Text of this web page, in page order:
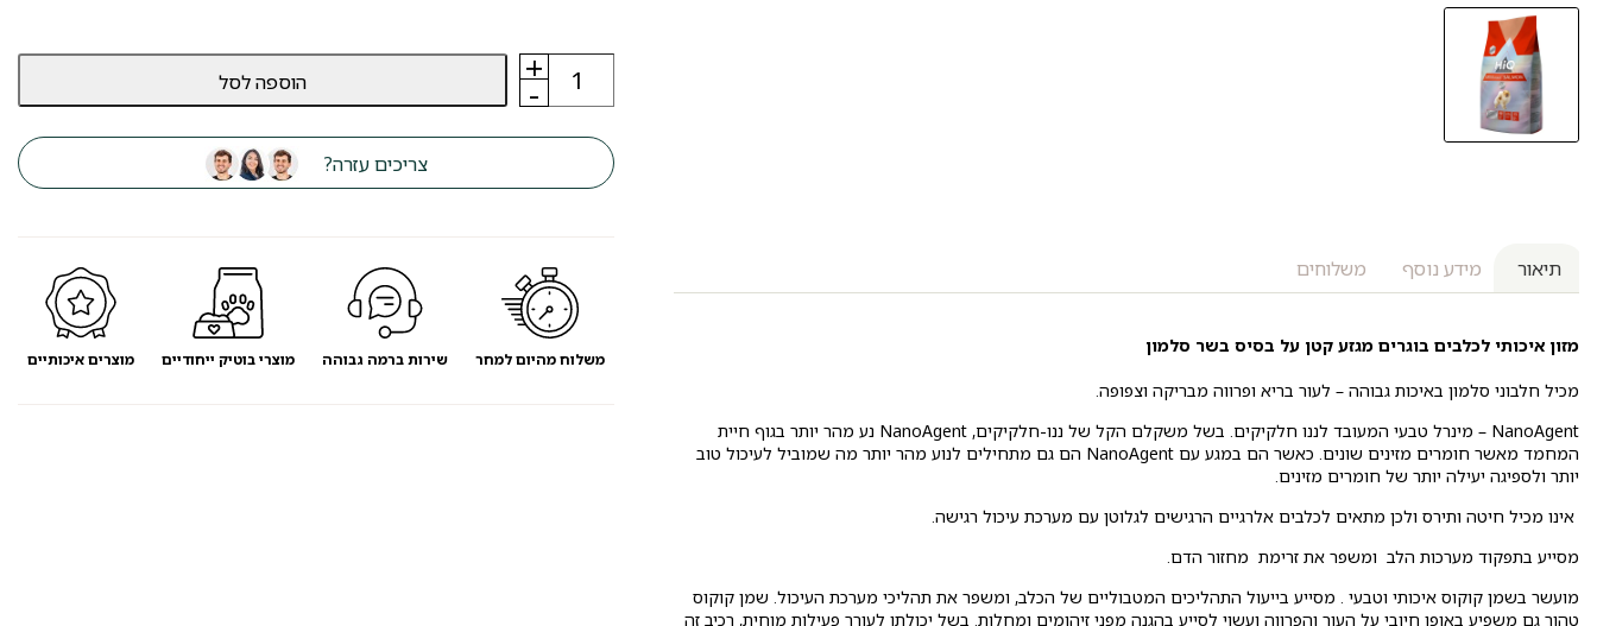
תיאור מידע נוסף משלוחים
מזון איכותי לכלבים בוגרים מגזע קטן על בסיס בשר סלמון
מכיל חלבוני סלמון באיכות גבוהה – לעור בריא ופרווה מבריקה וצפופה.
NanoAgent – מינרל טבעי המעובד לננו חלקיקים. בשל משקלם הקל של ננו-חלקיקים, NanoAgent נע מהר יותר בגוף חיית
המחמד מאשר חומרים מזינים שונים. כאשר הם במגע עם NanoAgent הם גם מתחילים לנוע מהר יותר מה שמוביל לעיכול טוב
יותר ולספיגה יעילה יותר של חומרים מזינים.
אינו מכיל חיטה ותירס ולכן מתאים לכלבים אלרגיים הרגישים לגלוטן עם מערכת עיכול רגישה.
מסייע בתפקוד מערכות הלב ומשפר את זרימת מחזור הדם.
מועשר בשמן קוקוס איכותי וטבעי . מסייע בייעול התהליכים המטבוליים של הכלב, ומשפר את תהליכי מערכת העיכול. שמן קוקוס
טהור גם משפיע באופן חיובי על העור והפרווה ועשוי לסייע בהגנה מפני זיהומים ומחלות. בשל יכולתו לעורר פעילות מוחית, רכיב זה
-
כמות
HiQ
לכלבים
בוגרים
מגזע
+ הוספה לסל
צריכים עזרה?
משלוח מהיום למחר שירות ברמה גבוהה מוצרי בוטיק ייחודיים מוצרים איכותיים